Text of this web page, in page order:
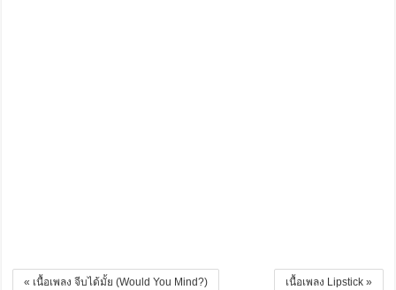
เนื้อเพลง Lipstick »
« เนื้อเพลง จีบได้มั้ย (Would You Mind?)